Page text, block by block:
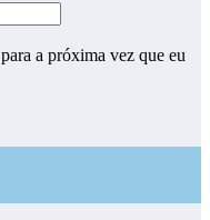
a próxima vez que eu